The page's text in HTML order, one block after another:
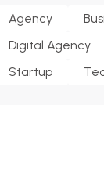
Agency
Digital Agency
Startup